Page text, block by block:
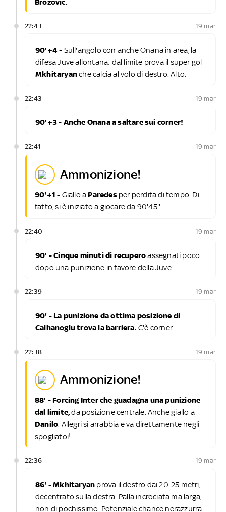
Brozovic.
22:43 19 mar
90'+4 - Sull'angolo con anche Onana in area, la
difesa Juve allontana: dal limite prova il super gol
Mkhitaryanche calcia al volo di destro. Alto.
22:43 19 mar
90'+3 - Anche Onana a saltare sui corner!
22:41 19 mar
ammonizione!
90'+1 - Giallo a Paredesper perdita di tempo. Di
fatto, si è iniziato a giocare da 90'45''.
22:40 19 mar
90' - Cinque minuti di recuperoassegnati poco
dopo una punizione in favore della Juve.
22:39 19 mar
90' - La punizione da ottima posizione di
Calhanoglu trova la barriera. C'è corner.
22:38 19 mar
ammonizione!
88' - Forcing Inter che guadagna una punizione
dal limite,da posizione centrale. Anche giallo a
Danilo . Allegri si arrabbia e va direttamente negli
spogliatoi!
22:36 19 mar
86' - Mkhitaryan prova il destro dai 20-25 metri,
decentrato sulla destra. Palla incrociata ma larga,
non di pochissimo. Potenziale chance nerazzurra.